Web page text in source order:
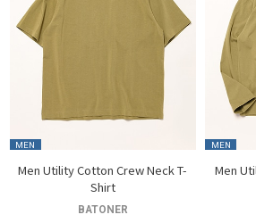
MEN
Men Utility Cotton Crew Neck T-
Shirt
BATONER
MEN
Men